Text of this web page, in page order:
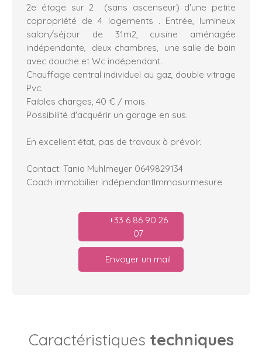
2e étage sur 2 (sans ascenseur) d'une petite
copropriété de 4 logements . Entrée, lumineux
salon/séjour de 31m2, cuisine aménagée
indépendante, deux chambres, une salle de bain
avec douche et Wc indépendant.
Chauffage central individuel au gaz, double vitrage
Pvc.
Faibles charges, 40 € / mois.
Possibilité d'acquérir un garage en sus.
En excellent état, pas de travaux à prévoir.
Contact: Tania Muhlmeyer 0649829134
Coach immobilier indépendantImmosurmesure
+33 6 86 90 26
07
Envoyer un mail
Caractéristiques techniques